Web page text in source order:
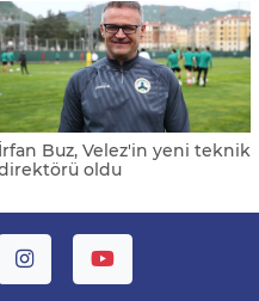
İrfan Buz, Velez'in yeni teknik
oldu